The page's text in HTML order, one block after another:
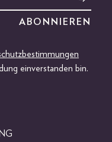
einverstanden bin.